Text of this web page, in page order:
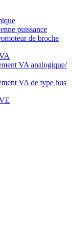
puissance
de broche
VA analogique/
VA de type bus